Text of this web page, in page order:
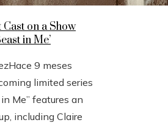
on a Show
in Me’
Hace 9 meses
limited series
Me” features an
including Claire